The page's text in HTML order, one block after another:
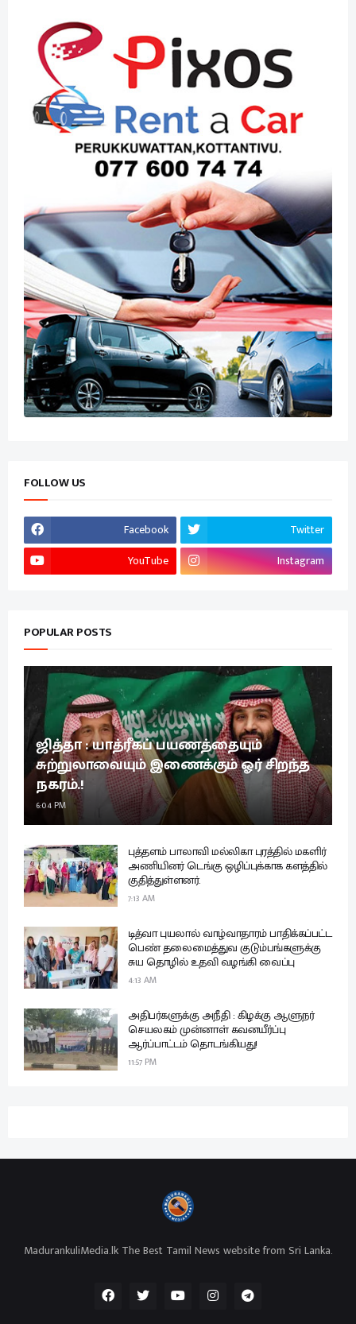
FOLLOW US
Facebook
Twitter
YouTube
Instagram
POPULAR POSTS
ஜித்தா : யாத்ரீகப் பயணத்தையும்
சுற்றுலாவையும் இணைக்கும் ஓர் சிறந்த
நகரம்.!
6:04 PM
புத்தளம் பாலாவி மல்லிகா புரத்தில் மகளிர்
அணியினர் டெங்கு ஒழிப்புக்காக களத்தில்
குதித்துள்ளனர்.
7:13 AM
டித்வா புயலால் வாழ்வாதாரம் பாதிக்கப்பட்ட
பெண் தலைமைத்துவ குடும்பங்களுக்கு
சுய தொழில் உதவி வழங்கி வைப்பு
4:13 AM
அதிபர்களுக்கு அநீதி : கிழக்கு ஆளுநர்
செயலகம் முன்னாள் கவனயீர்ப்பு
ஆர்ப்பாட்டம் தொடங்கியது!
11:57 PM
MadurankuliMedia.lk The Best Tamil News website from Sri Lanka.